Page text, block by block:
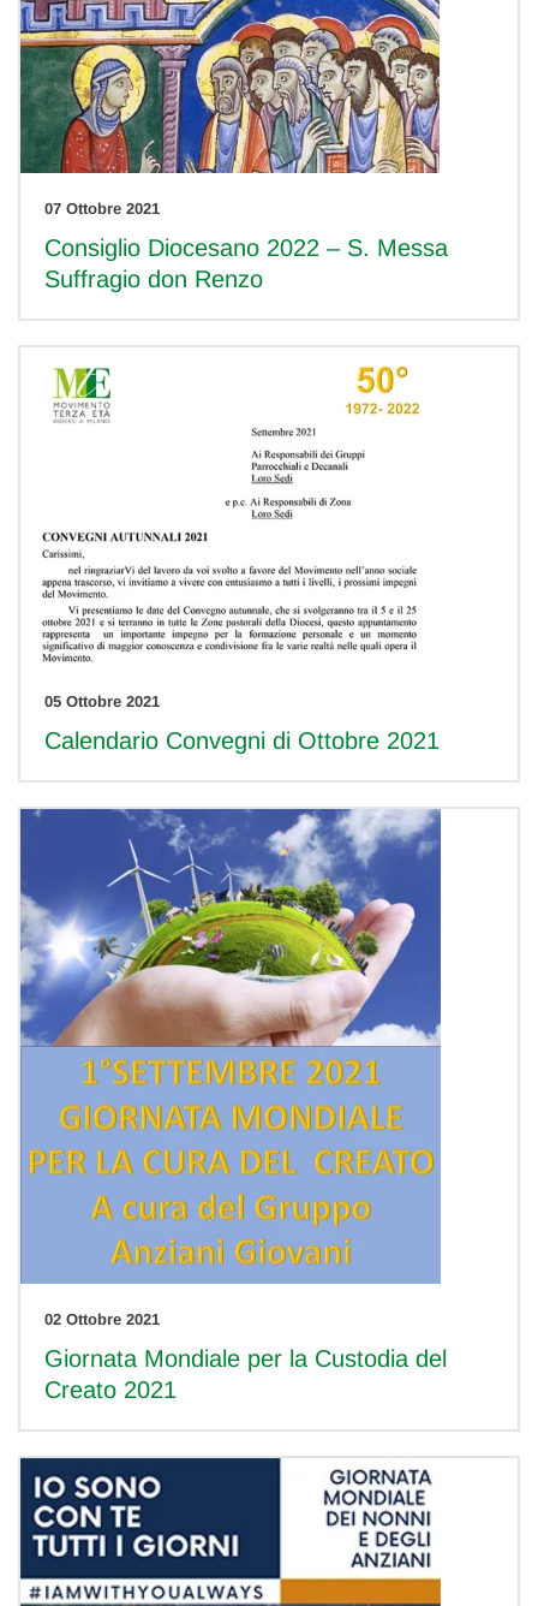
07 Ottobre 2021
Consiglio Diocesano 2022 – S. Messa
Suffragio don Renzo
05 Ottobre 2021
Calendario Convegni di Ottobre 2021
02 Ottobre 2021
Giornata Mondiale per la Custodia del
Creato 2021